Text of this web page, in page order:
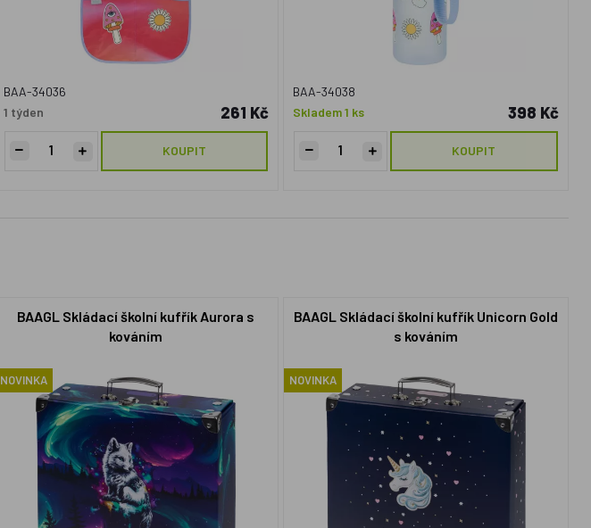
BAA-34036
1 týden
261 Kč
KOUPIT
BAA-34038
Skladem 1 ks
398 Kč
KOUPIT
BAAGL Skládací školní kufřík Aurora s
kováním
NOVINKA
BAAGL Skládací školní kufřík Unicorn Gold
s kováním
NOVINKA